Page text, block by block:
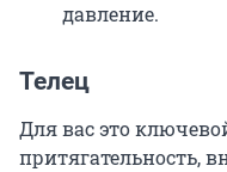
давление.
Телец
Для вас это
притягательность,